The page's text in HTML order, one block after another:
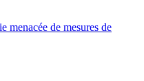
menacée de mesures de